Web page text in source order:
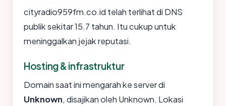
cityradio959fm.co.id telah terlihat di DNS
publik sekitar 15.7 tahun. Itu cukup untuk
meninggalkan jejak reputasi.
Hosting & infrastruktur
Domain saat ini mengarah ke server di
Unknown, disajikan oleh Unknown. Lokasi